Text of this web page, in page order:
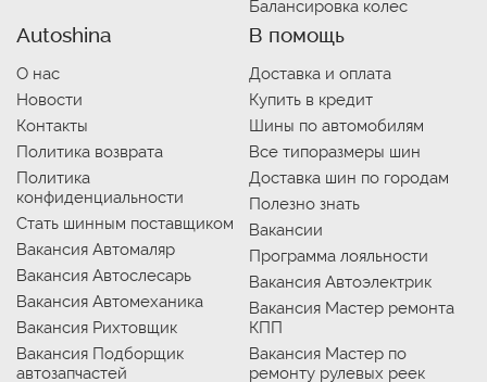
Балансировка колес
Autoshina
О нас
Новости
Контакты
Политика возврата
Политика
конфиденциальности
Стать шинным поставщиком
Вакансия Автомаляр
Вакансия Автослесарь
Вакансия Автомеханика
Вакансия Рихтовщик
Вакансия Подборщик
автозапчастей
В помощь
Доставка и оплата
Купить в кредит
Шины по автомобилям
Все типоразмеры шин
Доставка шин по городам
Полезно знать
Вакансии
Программа лояльности
Вакансия Автоэлектрик
Вакансия Мастер ремонта
КПП
Вакансия Мастер по
ремонту рулевых реек